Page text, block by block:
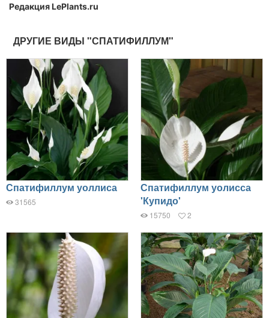
Редакция LePlants.ru
ДРУГИЕ ВИДЫ "СПАТИФИЛЛУМ"
Спатифиллум уоллиса
31565
Спатифиллум уолисса
'Купидо'
15750 2